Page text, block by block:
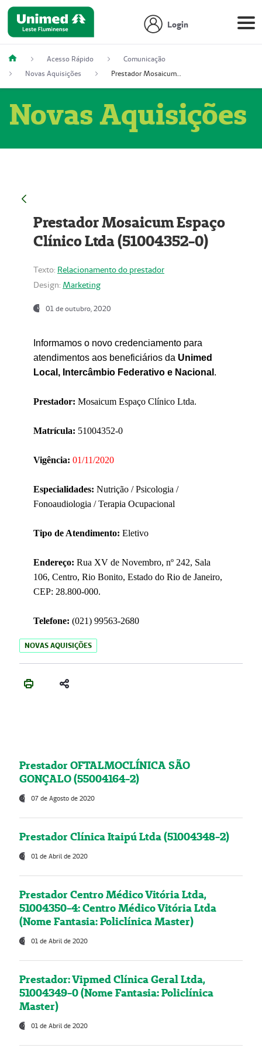
Login
Acesso Rápido
Comunicação
Novas Aquisições
Prestador Mosaicum Espaço Clínico Ltda (51004352-0)
Novas Aquisições
Prestador Mosaicum Espaço
Clínico Ltda (51004352-0)
Texto: Relacionamento do prestador
Design: Marketing
01 de outubro, 2020
Informamos o novo credenciamento para
atendimentos aos beneficiários da Unimed
Local, Intercâmbio Federativo e Nacional .
Prestador: Mosaicum Espaço Clínico Ltda.
Matrícula: 51004352-0
Vigência: 01/11/2020
Especialidades: Nutrição / Psicologia /
Fonoaudiologia / Terapia Ocupacional
Tipo de Atendimento: Eletivo
Endereço: Rua XV de Novembro, nº 242, Sala
106, Centro, Rio Bonito, Estado do Rio de Janeiro,
CEP: 28.800-000.
Telefone: (021) 99563-2680
NOVAS AQUISIÇÕES
Prestador OFTALMOCLÍNICA SÃO
GONÇALO (55004164-2)
07 de Agosto de 2020
Prestador Clínica Itaipú Ltda (51004348-2)
01 de Abril de 2020
Prestador Centro Médico Vitória Ltda,
51004350-4: Centro Médico Vitória Ltda
(Nome Fantasia: Policlínica Master)
01 de Abril de 2020
Prestador: Vipmed Clínica Geral Ltda,
51004349-0 (Nome Fantasia: Policlínica
Master)
01 de Abril de 2020